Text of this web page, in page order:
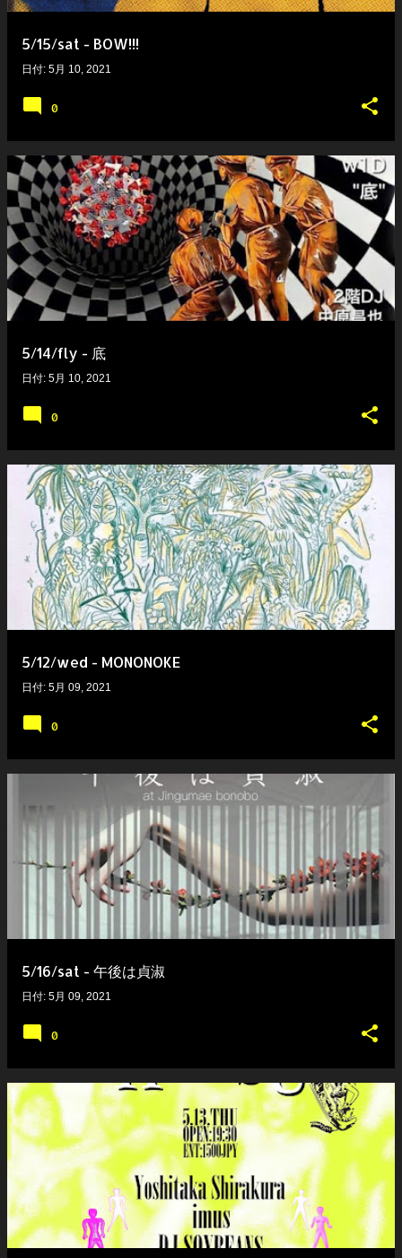
5/15/sat - BOW!!!
日付: 5月 10, 2021
0
5/14/fly - 底
日付: 5月 10, 2021
0
5/12/wed - MONONOKE
日付: 5月 09, 2021
0
5/16/sat - 午後は貞淑
日付: 5月 09, 2021
0